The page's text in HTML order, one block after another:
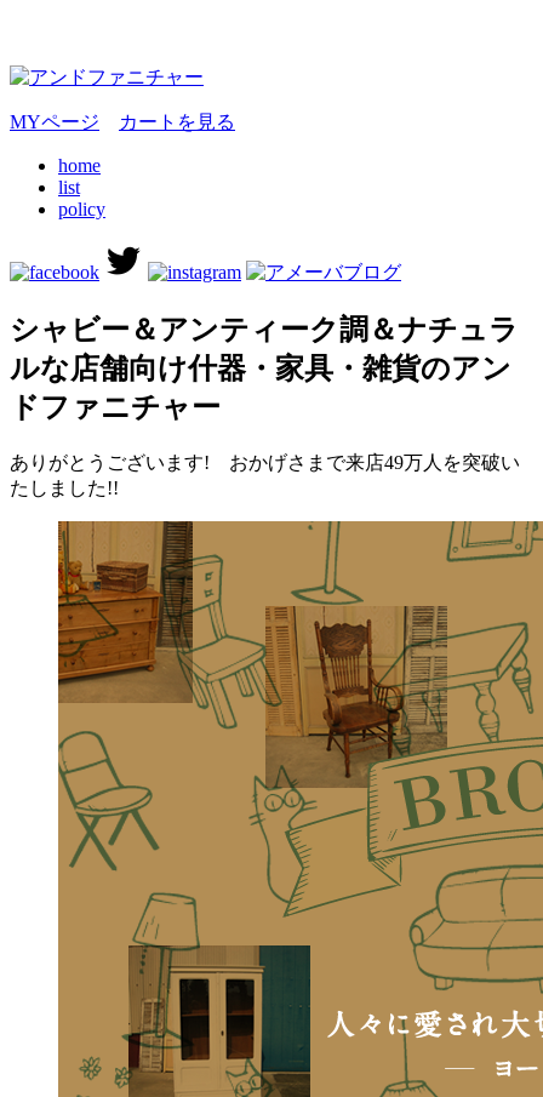
MYページ カートを見る
home
list
policy
シャビー＆アンティーク調＆ナチュラ
ルな店舗向け什器・家具・雑貨のアン
ドファニチャー
ありがとうございます! おかげさまで来店49万人を突破い
たしました!!